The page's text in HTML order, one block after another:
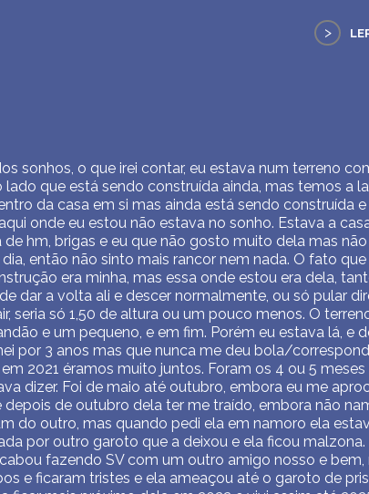
>
sonhos, o que irei contar, eu estava num terreno
lado que está sendo construída ainda, mas temos a
da casa em si mas ainda está sendo construída
onde eu estou não estava no sonho. Estava a
hm, brigas e eu que não gosto muito dela mas
então não sinto mais rancor nem nada. O fato
era minha, mas essa onde estou era dela,
dar a volta ali e descer normalmente, ou só pular
seria só 1,50 de altura ou um pouco menos. O
e um pequeno, e em fim. Porém eu estava lá, e
por 3 anos mas que nunca me deu bola/
2021 éramos muito juntos. Foram os 4 ou 5
dizer. Foi de maio até outubro, embora eu me
de outubro dela ter me traído, embora não
do outro, mas quando pedi ela em namoro ela
por outro garoto que a deixou e ela ficou
fazendo SV com um outro amigo nosso e
e ficaram tristes e ela ameaçou até o garoto de